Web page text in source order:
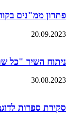
פתרון ממ"נים
20.09.2023
ניתוח השיר "כל
30.08.2023
סקירת ספרות